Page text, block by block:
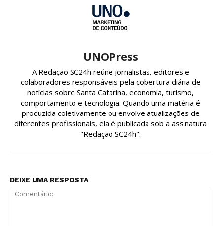
UNOPress
A Redação SC24h reúne jornalistas, editores e
colaboradores responsáveis pela cobertura diária de
notícias sobre Santa Catarina, economia, turismo,
comportamento e tecnologia. Quando uma matéria é
produzida coletivamente ou envolve atualizações de
diferentes profissionais, ela é publicada sob a assinatura
"Redação SC24h".
DEIXE UMA RESPOSTA